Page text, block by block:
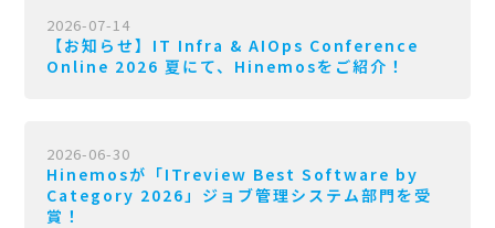
2026-07-14
【お知らせ】IT Infra & AIOps Conference
Online 2026 夏にて、Hinemosをご紹介！
2026-06-30
Hinemosが「ITreview Best Software by
Category 2026」ジョブ管理システム部門を受
賞！